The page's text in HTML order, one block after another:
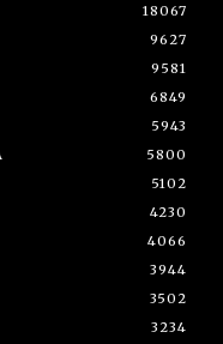
18067
9627
9581
6849
5943
5800
5102
4230
4066
3944
3502
3234